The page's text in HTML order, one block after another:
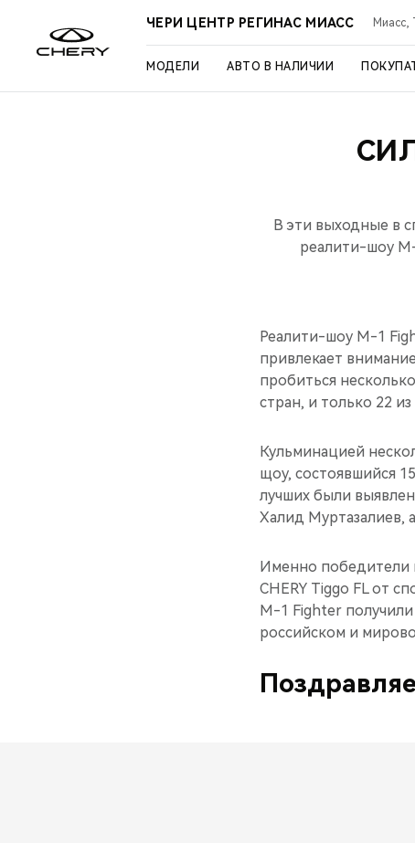
ЧЕРИ ЦЕНТР РЕГИНАС МИАСС Миасс,
МОДЕЛИ АВТО В НАЛИЧИИ
В эти выходные в
реалити-шоу
Реалити-шоу M-1
привлекает
пробиться
стран, и только 22
Кульминацией
щоу, состоявшийся
лучших были
Халид Муртазалиев,
Именно победители
CHERY Tiggo FL от
M-1 Fighter
российском и